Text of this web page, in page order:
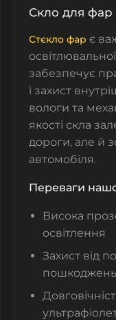
Скло для фар
Стєкло фар є
забезпечує
і захист
вологи та
якості скла
дороги, але й
автомобіля.
Переваги
Висока
освітлення
Захист від
пошкоджень